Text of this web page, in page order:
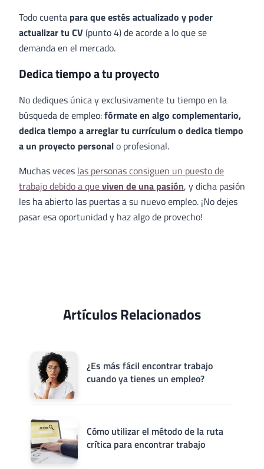
Todo cuenta para que estés actualizado y poder
actualizar tu CV(punto 4) de acorde a lo que se
demanda en el mercado.
Dedica tiempo a tu proyecto
No dediques única y exclusivamente tu tiempo en la
búsqueda de empleo:fórmate en algo complementario,
dedica tiempo a arreglar tu currículum o dedica tiempo
a un proyecto personalo profesional.
Muchas veces las personas consiguen un puesto de
trabajo debido a queviven de una pasión, y dicha pasión
les ha abierto las puertas a su nuevo empleo. ¡No dejes
pasar esa oportunidad y haz algo de provecho!
Artículos Relacionados
¿Es más fácil encontrar trabajo
cuando ya tienes un empleo?
Cómo utilizar el método de la ruta
crítica para encontrar trabajo